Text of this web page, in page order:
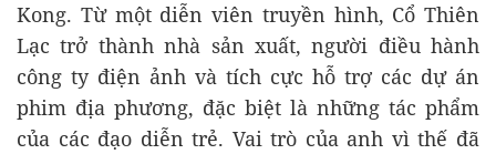
Kong. Từ một diễn viên truyền hình, Cổ Thiên
Lạc trở thành nhà sản xuất, người điều hành
công ty điện ảnh và tích cực hỗ trợ các dự án
phim địa phương, đặc biệt là những tác phẩm
của các đạo diễn trẻ. Vai trò của anh vì thế đã